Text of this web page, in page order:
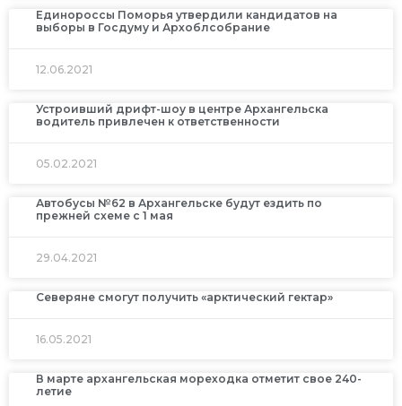
Единороссы Поморья утвердили кандидатов на
выборы в Госдуму и Архоблсобрание
12.06.2021
Устроивший дрифт-шоу в центре Архангельска
водитель привлечен к ответственности
05.02.2021
Автобусы №62 в Архангельске будут ездить по
прежней схеме с 1 мая
29.04.2021
Северяне смогут получить «арктический гектар»
16.05.2021
В марте архангельская мореходка отметит свое 240-
летие